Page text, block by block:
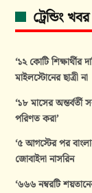
ট্রেন্ডিং খবর
‘১২ কোটি শিক্ষার্থীর
মাইলস্টোনের ছাত্রী না
‘১৮ মাসের অন্তর্বর্তী
পরিণত করা’
‘৫ আগস্টের পর
জোবাইদা নাসরিন
‘৬৬৬ নম্বরটি